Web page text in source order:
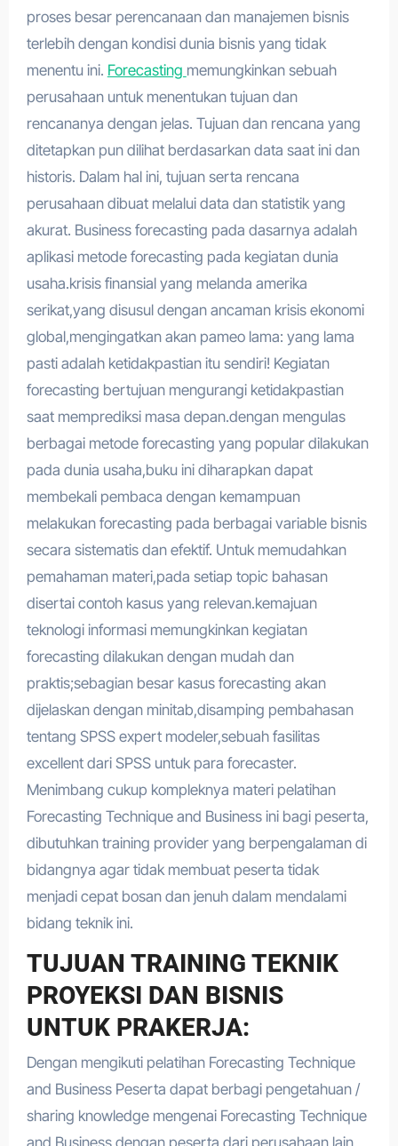
proses besar perencanaan dan manajemen bisnis
terlebih dengan kondisi dunia bisnis yang tidak
menentu ini. Forecasting memungkinkan sebuah
perusahaan untuk menentukan tujuan dan
rencananya dengan jelas. Tujuan dan rencana yang
ditetapkan pun dilihat berdasarkan data saat ini dan
historis. Dalam hal ini, tujuan serta rencana
perusahaan dibuat melalui data dan statistik yang
akurat. Business forecasting pada dasarnya adalah
aplikasi metode forecasting pada kegiatan dunia
usaha.krisis finansial yang melanda amerika
serikat,yang disusul dengan ancaman krisis ekonomi
global,mengingatkan akan pameo lama: yang lama
pasti adalah ketidakpastian itu sendiri! Kegiatan
forecasting bertujuan mengurangi ketidakpastian
saat memprediksi masa depan.dengan mengulas
berbagai metode forecasting yang popular dilakukan
pada dunia usaha,buku ini diharapkan dapat
membekali pembaca dengan kemampuan
melakukan forecasting pada berbagai variable bisnis
secara sistematis dan efektif. Untuk memudahkan
pemahaman materi,pada setiap topic bahasan
disertai contoh kasus yang relevan.kemajuan
teknologi informasi memungkinkan kegiatan
forecasting dilakukan dengan mudah dan
praktis;sebagian besar kasus forecasting akan
dijelaskan dengan minitab,disamping pembahasan
tentang SPSS expert modeler,sebuah fasilitas
excellent dari SPSS untuk para forecaster.
Menimbang cukup kompleknya materi pelatihan
Forecasting Technique and Business ini bagi peserta,
dibutuhkan training provider yang berpengalaman di
bidangnya agar tidak membuat peserta tidak
menjadi cepat bosan dan jenuh dalam mendalami
bidang teknik ini.
TUJUAN TRAINING TEKNIK
PROYEKSI DAN BISNIS
UNTUK PRAKERJA:
Dengan mengikuti pelatihan Forecasting Technique
and Business Peserta dapat berbagi pengetahuan /
sharing knowledge mengenai Forecasting Technique
and Business dengan peserta dari perusahaan lain